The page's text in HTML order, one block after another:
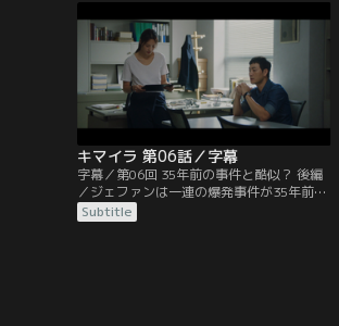
専門家のユジンに相談する。そんななか、
被害者ソン・ワンギがかつて記者だったこ
とが分かる。ワンギは35年前に起きた連続
爆発事件、通称“キマイラ事件”を…。
キマイラ 第06話／字幕
字幕／第06回 35年前の事件と酷似？ 後編
／ジェファンは一連の爆発事件が35年前の
キマイラ事件と酷似していることを説明
し、容疑者として目をつけているジュンヨ
Subtitle